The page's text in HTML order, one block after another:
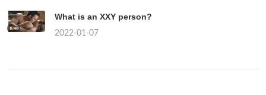
What is an XXY person?
2022-01-07